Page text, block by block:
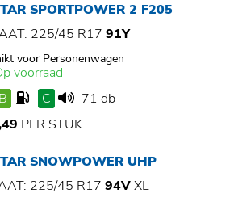
SPORTPOWER 2 F205
225/45 R17 91Y
voor Personenwagen
voorraad
B
C
71 db
PER STUK
SNOWPOWER UHP
225/45 R17 94VXL